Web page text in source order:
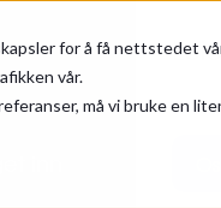
for å få nettstedet
vår.
må vi bruke en